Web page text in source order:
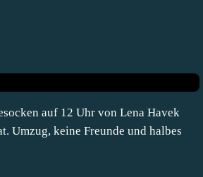
auf 12 Uhr von Lena Havek
Umzug, keine Freunde und halbes